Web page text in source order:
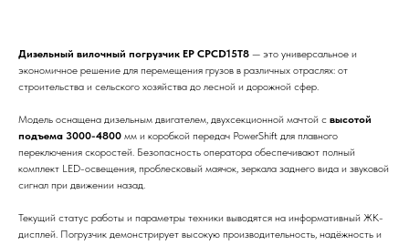
Дизельный вилочный погрузчик EP CPCD15T8 — это универсальное и
экономичное решение для перемещения грузов в различных отраслях: от
строительства и сельского хозяйства до лесной и дорожной сфер.
Модель оснащена дизельным двигателем, двухсекционной мачтой с высотой
подъема 3000-4800 мм и коробкой передач PowerShift для плавного
переключения скоростей. Безопасность оператора обеспечивают полный
комплект LED-освещения, проблесковый маячок, зеркала заднего вида и звуковой
сигнал при движении назад.
Текущий статус работы и параметры техники выводятся на информативный ЖК-
дисплей. Погрузчик демонстрирует высокую производительность, надёжность и